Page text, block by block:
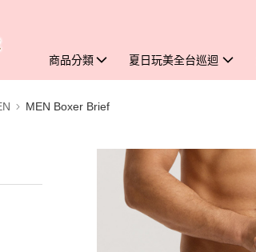
商品分類 夏日玩美全台巡迴
MEN Boxer Brief